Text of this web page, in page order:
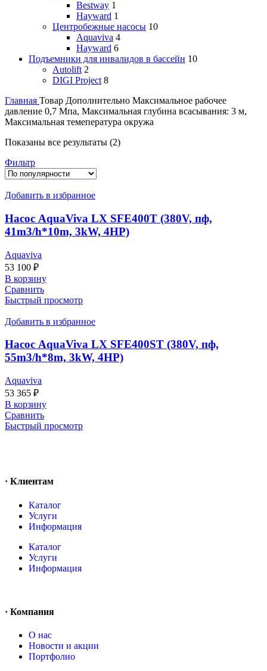
Bestway 1
Hayward 1
Центробежные насосы 10
Aquaviva 4
Hayward 6
Подъемники для инвалидов в бассейн 10
Autolift 2
DIGI Project 8
Главная Товар Дополнительно Максимальное рабочее
давление 0,7 Мпа, Максимальная глубина всасывания: 3 м,
Максимальная темепература окружа
Показаны все результаты (2)
Фильтр
Добавить в избранное
Насос AquaViva LX SFE400T (380V, пф,
41m3/h*10m, 3kW, 4HP)
Aquaviva
53 100 ₽
В корзину
Сравнить
Быстрый просмотр
Добавить в избранное
Насос AquaViva LX SFE400ST (380V, пф,
55m3/h*8m, 3kW, 4HP)
Aquaviva
53 365 ₽
В корзину
Сравнить
Быстрый просмотр
· Клиентам
Каталог
Услуги
Информация
Каталог
Услуги
Информация
· Компания
O нас
Новости и акции
Портфолио